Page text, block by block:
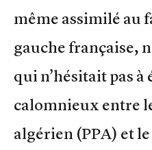
même assimilé au
gauche française,
qui n’hésitait pas
calomnieux entre
algérien (PPA) et